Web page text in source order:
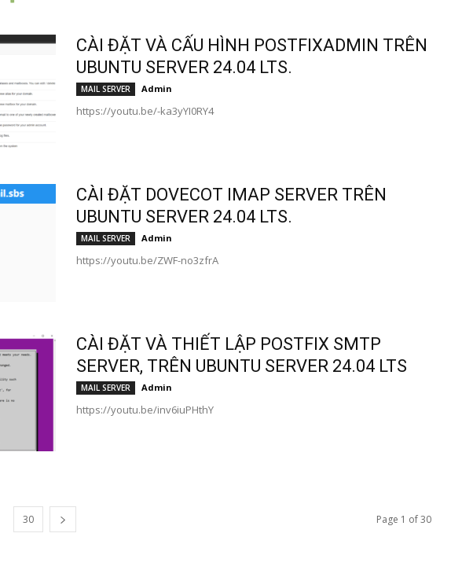
CÀI ĐẶT VÀ CẤU HÌNH POSTFIXADMIN TRÊN
UBUNTU SERVER 24.04 LTS.
MAIL SERVER Admin
https://youtu.be/-ka3yYI0RY4
CÀI ĐẶT DOVECOT IMAP SERVER TRÊN
UBUNTU SERVER 24.04 LTS.
MAIL SERVER Admin
https://youtu.be/ZWF-no3zfrA
CÀI ĐẶT VÀ THIẾT LẬP POSTFIX SMTP
SERVER, TRÊN UBUNTU SERVER 24.04 LTS
MAIL SERVER Admin
https://youtu.be/inv6iuPHthY
30 Page 1 of 30